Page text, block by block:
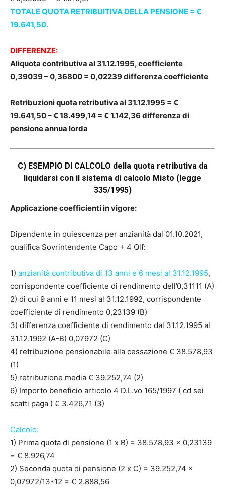
TOTALE QUOTA RETRIBUITIVA DELLA PENSIONE = €
19.641,50.
DIFFERENZE:
Aliquota contributiva al 31.12.1995, coefficiente
0,39039 – 0,36800 = 0,02239 differenza coefficiente
Retribuzioni quota retributiva al 31.12.1995 = €
19.641,50 – € 18.499,14 = € 1.142,36 differenza di
pensione annua lorda
C) ESEMPIO DI CALCOLO della quota retributiva da
liquidarsi con il sistema di calcolo Misto (legge
335/1995)
Applicazione coefficienti in vigore:
Dipendente in quiescenza per anzianità dal 01.10.2021,
qualifica Sovrintendente Capo + 4 Qlf:
1) anzianità contributiva di 13 anni e 6 mesi al 31.12.1995,
corrispondente coefficiente di rendimento dell’0,31111 (A)
2) di cui 9 anni e 11 mesi al 31.12.1992, corrispondente
coefficiente di rendimento 0,23139 (B)
3) differenza coefficiente di rendimento dal 31.12.1995 al
31.12.1992 (A-B) 0,07972 (C)
4) retribuzione pensionabile alla cessazione € 38.578,93
(1)
5) retribuzione media € 39.252,74 (2)
6) Importo beneficio articolo 4 D.L.vo 165/1997 ( cd sei
scatti paga ) € 3.426,71 (3)
Calcolo:
1) Prima quota di pensione (1 x B) = 38.578,93 x 0,23139
= € 8.926,74
2) Seconda quota di pensione (2 x C) = 39.252,74 x
0,07972/13*12 = € 2.888,56